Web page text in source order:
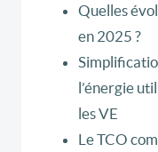
Quelles
en 2025 ?
l’énergie
les VE
Le TCO